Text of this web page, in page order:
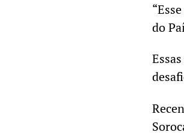
do